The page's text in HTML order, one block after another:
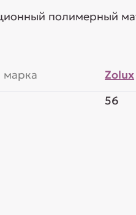
полимерный
марка
Zolux
56